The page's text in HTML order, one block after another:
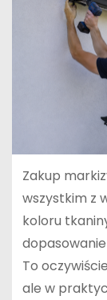
Zakup
wszystkim z
koloru
To
ale w